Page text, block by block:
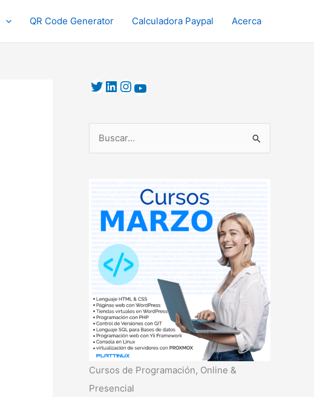
QR Code Generator Calculadora Paypal Acerca
c
a
r
p
o
r
Cursos de Programación, Online &
Presencial